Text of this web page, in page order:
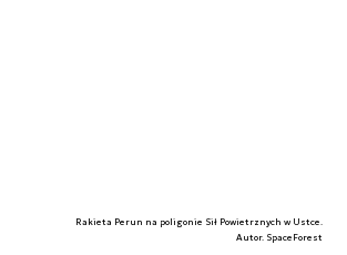
Rakieta Perun na poligonie Sił Powietrznych w Ustce.
Autor. SpaceForest